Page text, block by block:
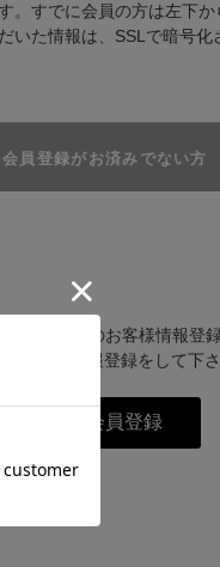
。すでに会員の方は左下
た情報は、SSLで暗号化
会員登録がお済みでない方
ンショップのお客様情報登
お客様情報登録をして下さ